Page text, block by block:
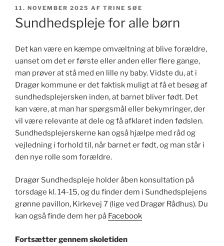
UDGIVET
DEN
11. NOVEMBER 2025 AF TRINE SØE
Sundhedspleje for alle børn
Det kan være en kæmpe omvæltning at blive forældre,
uanset om det er første eller anden eller flere gange,
man prøver at stå med en lille ny baby. Vidste du, at i
Dragør kommune er det faktisk muligt at få et besøg af
sundhedsplejersken inden, at barnet bliver født. Det
kan være, at man har spørgsmål eller bekymringer, der
vil være relevante at dele og få afklaret inden fødslen.
Sundhedsplejerskerne kan også hjælpe med råd og
vejledning i forhold til, når barnet er født, og man står i
den nye rolle som forældre.
Dragør Sundhedspleje holder åben konsultation på
torsdage kl. 14-15, og du finder dem i Sundhedsplejens
grønne pavillon, Kirkevej 7 (lige ved Dragør Rådhus). Du
kan også finde dem her på Facebook
Fortsætter gennem skoletiden